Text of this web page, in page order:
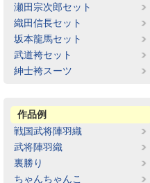
瀬田宗次郎セット
織田信長セット
坂本龍馬セット
武道袴セット
紳士袴スーツ
作品例
戦国武将陣羽織
武将陣羽織
裏勝り
ちゃんちゃんこ